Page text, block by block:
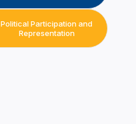
Political Participation and
Representation